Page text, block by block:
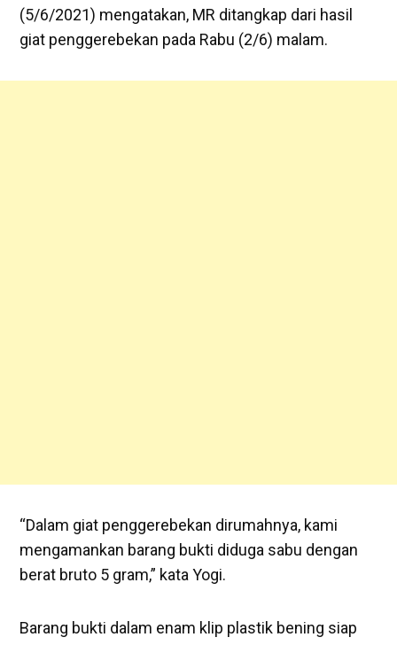
(5/6/2021) mengatakan, MR ditangkap dari hasil
giat penggerebekan pada Rabu (2/6) malam.
“Dalam giat penggerebekan dirumahnya, kami
mengamankan barang bukti diduga sabu dengan
berat bruto 5 gram,” kata Yogi.
Barang bukti dalam enam klip plastik bening siap